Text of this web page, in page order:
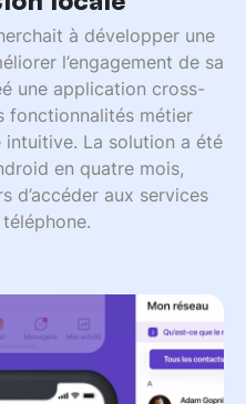
à développer une
l’engagement de sa
une application cross-
fonctionnalités métier
La solution a été
en quatre mois,
d’accéder aux services